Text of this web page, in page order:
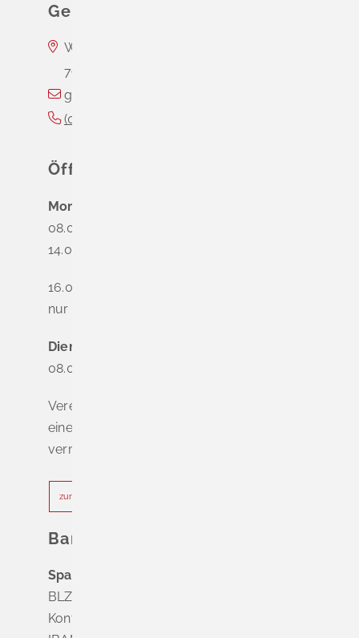
Gemeinde Schliengen
Wasserschloss Entenstein
79418
gemeinde@schliengen.de
(0
Öffnungszeiten
Montag
08.00 - 12.00 Uhr
14.00 - 16.00 Uhr
16.00 - 18.00 Uhr
nur nach Terminvereinbarung
Dienstag - Freitag
08.00 - 12.00 Uhr
Vereinbaren Sie online oder telefonisch
einen Termin, um Wartezeiten zu
vermeiden.
zur Terminvereinbarung
Bankverbindung
Sparkasse Markgräflerland Müllheim
BLZ 683 518 65
Konto Nr. 8 028 524